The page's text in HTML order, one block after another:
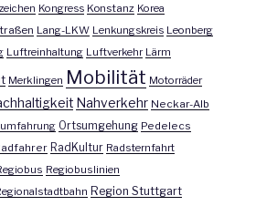
Kongress Konstanz Korea
Lang-LKW Lenkungskreis Leonberg
Luftreinhaltung Luftverkehr Lärm
Merklingen Mobilität Motorräder
Nahverkehr Neckar-Alb
Ortsumgehung Pedelecs
RadKultur Radsternfahrt
Regiobuslinien
Region Stuttgart